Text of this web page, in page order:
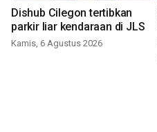
Dishub Cilegon tertibkan
parkir liar kendaraan di JLS
Kamis, 6 Agustus 2026